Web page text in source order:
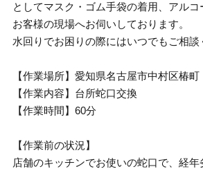
としてマスク・ゴム手袋の着用、アルコ
お客様の現場へお伺いしております。
水回りでお困りの際にはいつでもご相談
【作業場所】愛知県名古屋市中村区椿町
【作業内容】台所蛇口交換
【作業時間】60分
【作業前の状況】
店舗のキッチンでお使いの蛇口で、経